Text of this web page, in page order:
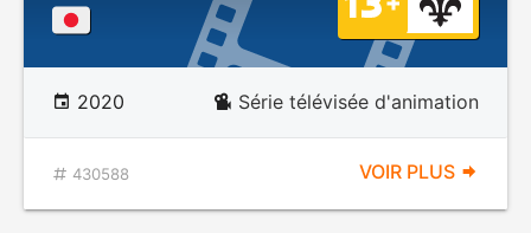
2020 Série télévisée d'animation
430588 VOIR PLUS